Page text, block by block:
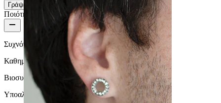
Γράψε μία κριτική
Ποιότητα προϊόντος
Συχνότητα φορέματος
Καθημερινή χρήση
Βιοσυμβατότητα
Υποαλλεργικά